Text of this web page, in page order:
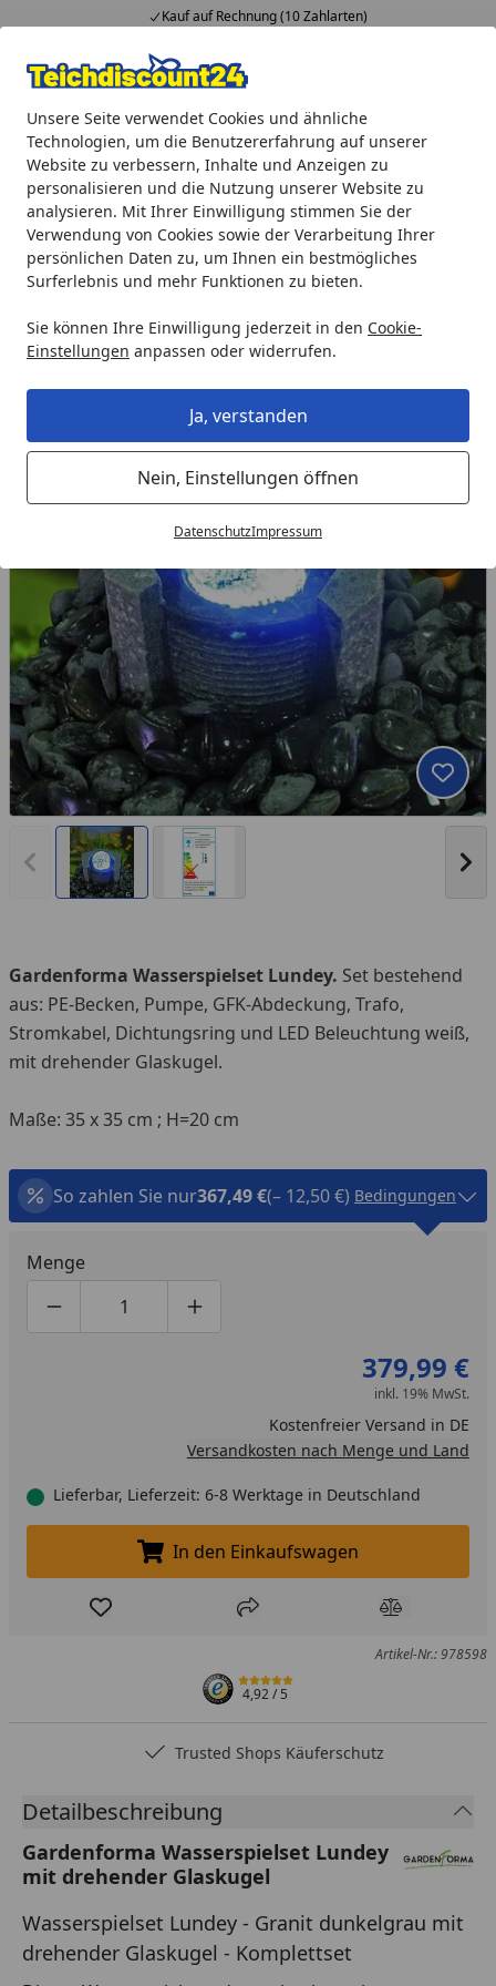
Unsere Seite verwendet Cookies und ähnliche
Technologien, um die Benutzererfahrung auf unserer
Website zu verbessern, Inhalte und Anzeigen zu
personalisieren und die Nutzung unserer Website zu
analysieren. Mit Ihrer Einwilligung stimmen Sie der
Verwendung von Cookies sowie der Verarbeitung Ihrer
persönlichen Daten zu, um Ihnen ein bestmögliches
Surferlebnis und mehr Funktionen zu bieten.
Sie können Ihre Einwilligung jederzeit in den Cookie-
Einstellungen anpassen oder widerrufen.
Ja, verstanden
Nein, Einstellungen öffnen
DatenschutzImpressum
Kauf auf Rechnung (10 Zahlarten)
Alle Produkte
Mein Konto
Suchen
Startseite
Gardenforma Wasserspielset Lundey mit drehender
Gardenforma Wasserspielset
Lundey mit drehender Glaskugel
Vorheriges Bild anzeigen
Gardenforma Wasserspielset Lundey. Set bestehend
aus: PE-Becken, Pumpe, GFK-Abdeckung, Trafo,
Stromkabel, Dichtungsring und LED Beleuchtung weiß,
mit drehender Glaskugel.
Maße: 35 x 35 cm ; H=20 cm
So zahlen Sie nur367,49 €(– 12,50 €) Bedingungen
Menge
Produktmenge um eins verringern
Produktmenge manuell eingeben
Produktmenge um eins erhöhen
379,99 €
inkl. 19% MwSt.
Kostenfreier Versand in DE
Versandkosten nach Menge und Land
Lieferbar, Lieferzeit: 6-8 Werktage in Deutschland
In den Einkaufswagen legen
In den Einkaufswagen
Produkt zur Wunschliste hinzufügen
Teilen Produkt
Artikel-Nr.: 978598
4,92/ 5
Trusted Shops Käuferschutz
Detailbeschreibung
Gardenforma Wasserspielset Lundey
mit drehender Glaskugel
Wasserspielset Lundey - Granit dunkelgrau mit
drehender Glaskugel - Komplettset